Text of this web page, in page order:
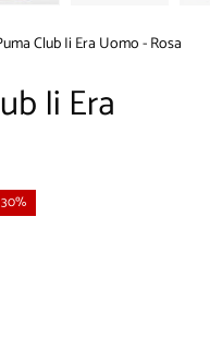
Club Ii Era Uomo - Rosa
Ii Era
30%